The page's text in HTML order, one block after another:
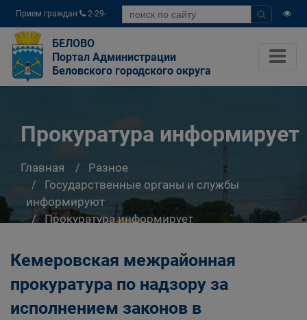
Прием граждан
2-29-
04
БЕЛОВО
Портал Администрации
Беловского городского округа
Прокуратура информирует
Главная
Разное
Государственные органы и службы
информируют
Прокуратура информирует
Кемеровская межрайонная
прокуратура по надзору за
исполнением законов в